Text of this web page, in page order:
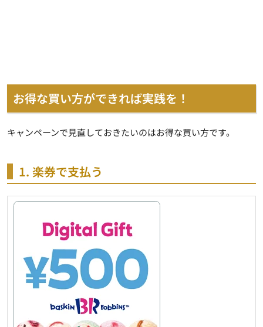
お得な買い方ができれば実践を！
キャンペーンで見直しておきたいのはお得な買い方です。
1. 楽券で支払う